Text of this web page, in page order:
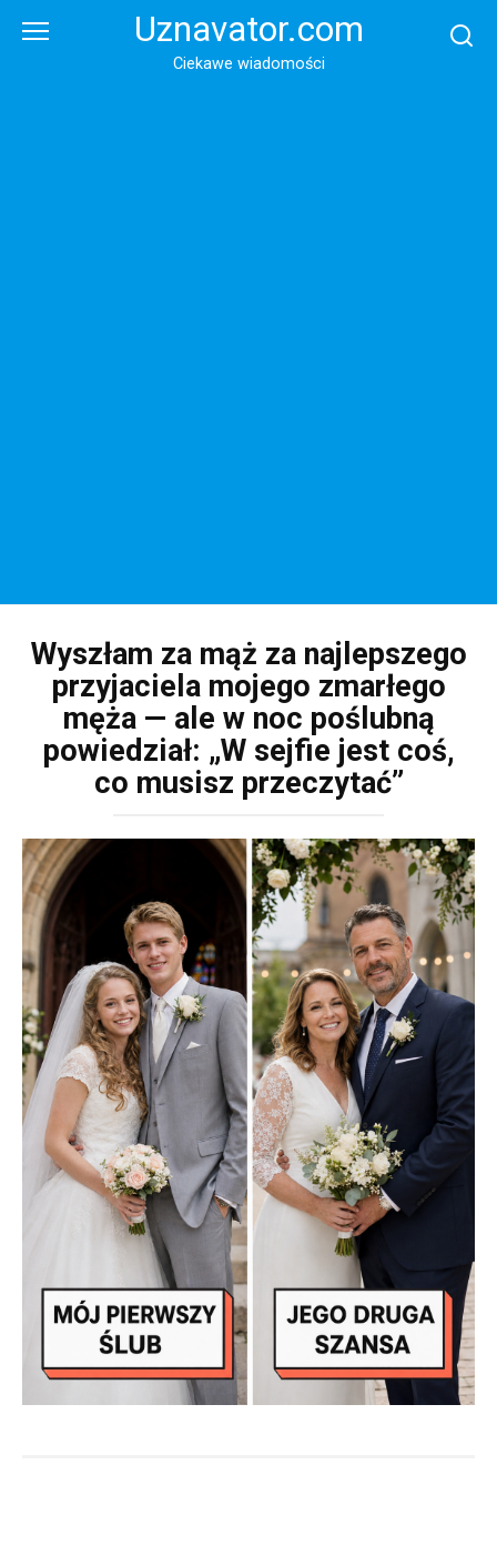
Uznavator.com
Ciekawe wiadomości
Wyszłam za mąż za najlepszego
przyjaciela mojego zmarłego
męża — ale w noc poślubną
powiedział: „W sejfie jest coś,
co musisz przeczytać”